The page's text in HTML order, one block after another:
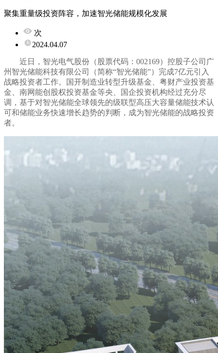
聚集重量级投资阵容，加速智光储能规模化发展
次
2024.04.07
近日，智光电气股份（股票代码：002169）控股子公司广
州智光储能科技有限公司（简称“智光储能”）完成7亿元引入
战略投资者工作。国开制造业转型升级基金、粤财产业投资基
金、南网能创股权投资基金等央、国企投资机构经过充分尽
调，基于对智光储能全球领先的级联型高压大容量储能技术认
可和储能业务快速增长趋势的判断，成为智光储能的战略投资
者。